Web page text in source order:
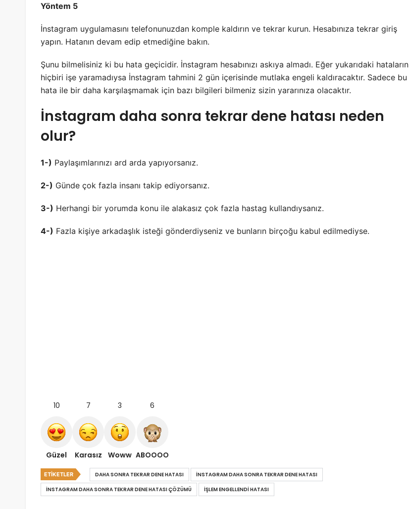
Yöntem 5
İnstagram uygulamasını telefonunuzdan komple kaldırın ve tekrar kurun. Hesabınıza tekrar giriş
yapın. Hatanın devam edip etmediğine bakın.
Şunu bilmelisiniz ki bu hata geçicidir. İnstagram hesabınızı askıya almadı. Eğer yukarıdaki hataların
hiçbiri işe yaramadıysa İnstagram tahmini 2 gün içerisinde mutlaka engeli kaldıracaktır. Sadece bu
hata ile bir daha karşılaşmamak için bazı bilgileri bilmeniz sizin yararınıza olacaktır.
İnstagram daha sonra tekrar dene hatası neden
olur?
1-) Paylaşımlarınızı ard arda yapıyorsanız.
2-) Günde çok fazla insanı takip ediyorsanız.
3-) Herhangi bir yorumda konu ile alakasız çok fazla hastag kullandıysanız.
4-) Fazla kişiye arkadaşlık isteği gönderdiyseniz ve bunların birçoğu kabul edilmediyse.
10
Güzel
7
Karasız
3
Woww
6
ABOOOO
ETIKETLER DAHA SONRA TEKRAR DENE HATASI
İNSTAGRAM DAHA SONRA TEKRAR DENE HATASI
İNSTAGRAM DAHA SONRA TEKRAR DENE HATASI ÇÖZÜMÜ
IŞLEM ENGELLENDI HATASI